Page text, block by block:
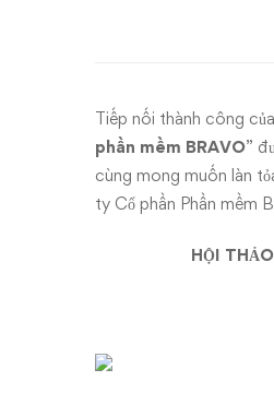
VNPT
–
Invoice
pháp
Tiếp nối thành công
phần mềm BRAVO”
cùng mong muốn làn
ty Cổ phần Phần mềm
HỘI